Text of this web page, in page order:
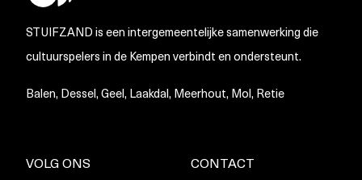
STUIFZAND is een intergemeentelijke samenwerking die
cultuurspelers in de Kempen verbindt en ondersteunt.
Balen, Dessel, Geel, Laakdal, Meerhout, Mol, Retie
VOLG ONS CONTACT